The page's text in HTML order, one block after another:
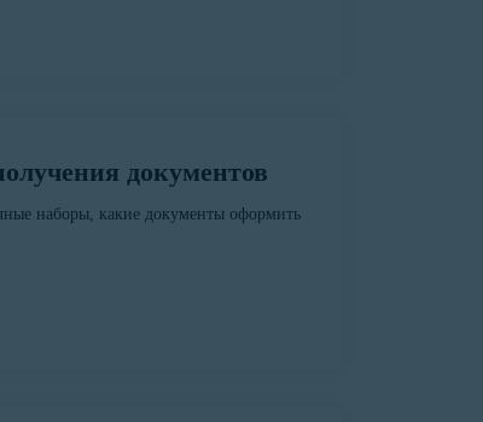
документов
наборы, какие документы оформить